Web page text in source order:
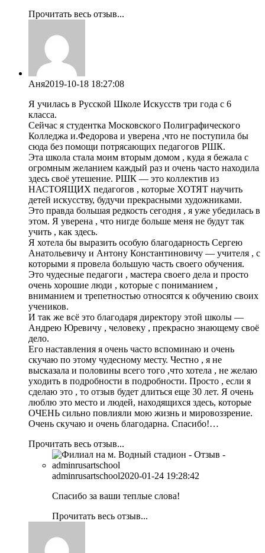
Прочитать весь отзыв...
Аня2019-10-18 18:27:08
Я училась в Русской Школе Искусств три года с 6
класса.
Сейчас я студентка Московского Полиграфического
Колледжа и.Федорова и уверена ,что не поступила бы
сюда без помощи потрясающих педагогов РШК.
Эта школа стала моим вторым домом , куда я бежала с
огромным желанием каждый раз и очень часто находила
здесь своё утешение. РШК — это коллектив из
НАСТОЯЩИХ педагогов , которые ХОТЯТ научить
детей искусству, будучи прекрасными художниками.
Это правда большая редкость сегодня , я уже убедилась в
этом. Я уверена , что нигде больше меня не будут так
учить , как здесь.
Я хотела бы выразить особую благодарность Сергею
Анатольевичу и Антону Константиновичу — учителя , с
которыми я провела большую часть своего обучения.
Это чудесные педагоги , мастера своего дела и просто
очень хорошие люди , которые с пониманием ,
вниманием и трепетностью относятся к обучению своих
учеников.
И так же всё это благодаря директору этой школы —
Андрею Юревичу , человеку , прекрасно знающему своё
дело.
Его наставления я очень часто вспоминаю и очень
скучаю по этому чудесному месту. Честно , я не
высказала и половины всего того ,что хотела , не желаю
уходить в подробности в подробности. Просто , если я
сделаю это , то отзыв будет длиться еще 30 лет. Я очень
люблю это место и людей, находящихся здесь, которые
ОЧЕНЬ сильно повлияли мою жизнь и мировоззрение.
Очень скучаю и очень благодарна. Спасибо!…
Прочитать весь отзыв...
adminrusartschool2020-01-24 19:28:42
Спасибо за ваши теплые слова!
Прочитать весь отзыв...